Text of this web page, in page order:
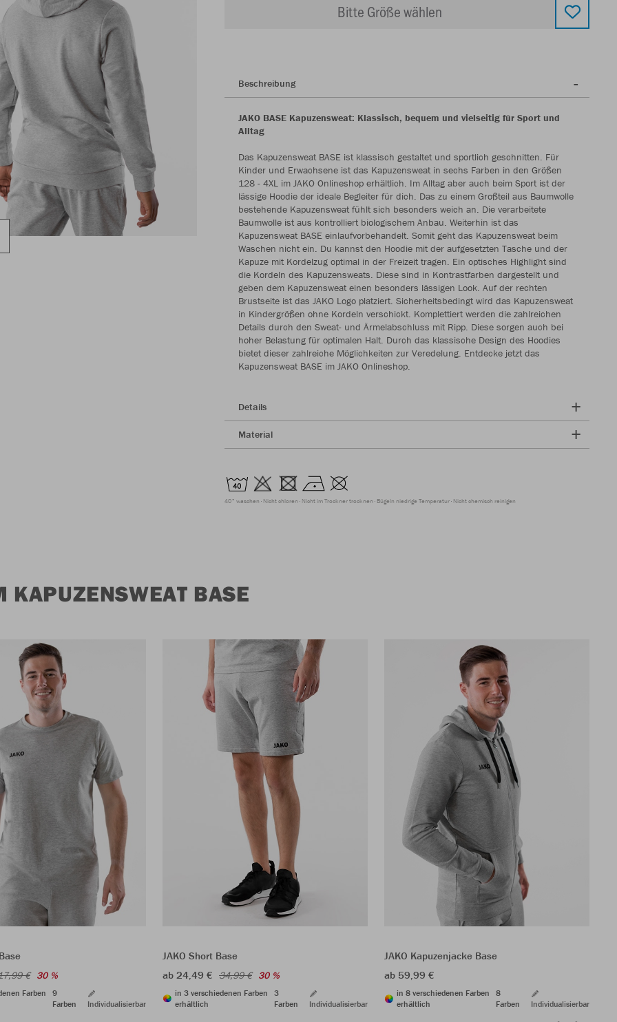
Bitte Größe wählen
Beschreibung
JAKO BASE Kapuzensweat: Klassisch, bequem und vielseitig für Sport und
Alltag
Das Kapuzensweat BASE ist klassisch gestaltet und sportlich geschnitten. Für
Kinder und Erwachsene ist das Kapuzensweat in sechs Farben in den Größen
128 - 4XL im JAKO Onlineshop erhältlich. Im Alltag aber auch beim Sport ist der
lässige Hoodie der ideale Begleiter für dich. Das zu einem Großteil aus Baumwolle
bestehende Kapuzensweat fühlt sich besonders weich an. Die verarbeitete
Baumwolle ist aus kontrolliert biologischem Anbau. Weiterhin ist das
Kapuzensweat BASE einlaufvorbehandelt. Somit geht das Kapuzensweat beim
Waschen nicht ein. Du kannst den Hoodie mit der aufgesetzten Tasche und der
Kapuze mit Kordelzug optimal in der Freizeit tragen. Ein optisches Highlight sind
die Kordeln des Kapuzensweats. Diese sind in Kontrastfarben dargestellt und
geben dem Kapuzensweat einen besonders lässigen Look. Auf der rechten
Brustseite ist das JAKO Logo platziert. Sicherheitsbedingt wird das Kapuzensweat
in Kindergrößen ohne Kordeln verschickt. Komplettiert werden die zahlreichen
Details durch den Sweat- und Ärmelabschluss mit Ripp. Diese sorgen auch bei
hoher Belastung für optimalen Halt. Durch das klassische Design des Hoodies
bietet dieser zahlreiche Möglichkeiten zur Veredelung. Entdecke jetzt das
Kapuzensweat BASE im JAKO Onlineshop.
Details
Material
40° waschen Nicht chloren Nicht im Trockner trocknen Bügeln niedrige Temperatur Nicht chemisch reinigen
KAPUZENSWEAT BASE
€ 30 %
Farben
9
Farben
Individualisierbar
JAKO Short Base
ab 24,49 € 34,99 € 30 %
in 3 verschiedenen Farben
erhältlich
3
Farben
Individualisierbar
JAKO Kapuzenjacke Base
ab 59,99 €
in 8 verschiedenen Farben
erhältlich
8
Farben
Individualisierbar